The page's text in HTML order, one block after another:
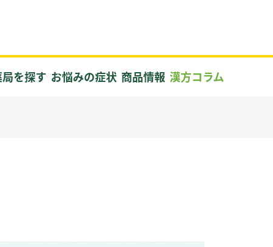
を探す お悩みの症状 商品情報 漢方コラム